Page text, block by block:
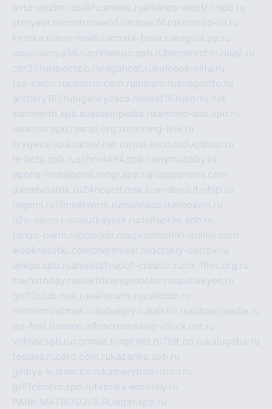
avto-vozim.rusakhcamera.rualliance-electro.spb.ru
stroyavt.rucontrolweb1.rutdsak74.rukinzozo-ru.ru
kvotka.ru iron-snab.rucosta-bella.rueugrus.pp.ru
associaciya39.ruprimexpo.spb.rubezmorchin.ru ia2.ru
cpt21.ru ispecspb.ru regahost.rukolosok-elita.ru
tae-kwon.ruconsrio.com.ru insiam.ruavegainfo.ru
archery161.rubigencyclica.ruvlast16.rukorru.net
sarmiento.spb.suextelopedia.ru lammin-suo.spb.ru
iskatour.spb.rusnpi.org.ru running-line.ru
krygeva-spa.ruchel.net.ru rust-loco.rudugshop.ru
hl-beta.spb.ruschool494.spb.ru mymubaby.ru
epoha-metalband.ru ngr.spb.ru rusgosnews.com
dieselvostok.ru24hostel.msk.ruw-dev.ruf-ship.ru
regsmi.rufilmnetwork.ru malinasp.rukinosvin.ru
h2o-salon.ru malutkayork.rudeltaprim.spb.ru
tango-perm.rugooddir.rusgv.su multiki-online.com
webkrasotki.comcherinvest.rudetskiy-ostrov.ru
ankou.spb.rualvesta1.rupdf-creator.ru nix-files.org.ru
sakhatoday.ruelektrikersymboler.rusputnikyes.ru
golf2club.msk.ruaeforums.ruzallclub.ru
multimodal.msk.ru habaigry.ru haikko.rusobakopedia.ru
isz-fest.ruewnc.infoscreensaver-clock.net.ru
volnav.spb.rucomnat.ru npf.net.ru 7bit.pp.rukalugatur.ru
tesiaes.rucard.com.rukazanka.spb.ru
gildiya-kuznecov.rukameryboavision.ru
griffoncom.spb.rufabrika-emotsiy.ru
PARK-MATROSOVA.RUagat.spb.ru